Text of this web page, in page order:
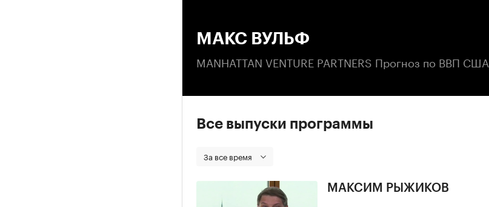
МАКС ВУЛЬФ
MANHATTAN VENTURE PARTNERS Прогноз по ВВП США
Все выпуски программы
За все время
МАКСИМ РЫЖИКОВ